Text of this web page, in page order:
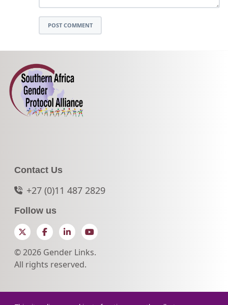
POST COMMENT
Contact Us
+27 (0)11 487 2829
Follow us
TwitterFacebookLinkedInYouTube
© 2026 Gender Links.
All rights reserved.